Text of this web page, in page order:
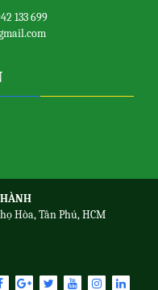
133 699
Hòa, Tân Phú, HCM